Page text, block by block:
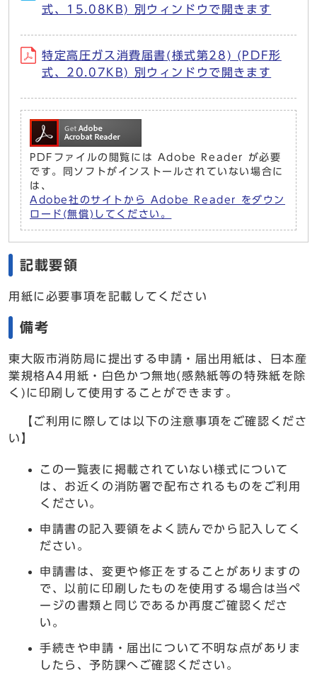
式、15.08KB) 別ウィンドウで開きます
特定高圧ガス消費届書(様式第28) (PDF形
式、20.07KB) 別ウィンドウで開きます
PDFファイルの閲覧には Adobe Reader が必要
です。同ソフトがインストールされていない場合に
は、
Adobe社のサイトから Adobe Reader をダウン
ロード(無償)してください。
記載要領
用紙に必要事項を記載してください
備考
東大阪市消防局に提出する申請・届出用紙は、日本産
業規格A4用紙・白色かつ無地(感熱紙等の特殊紙を除
く)に印刷して使用することができます。
【ご利用に際しては以下の注意事項をご確認くださ
い】
この一覧表に掲載されていない様式について
は、お近くの消防署で配布されるものをご利用
ください。
申請書の記入要領をよく読んでから記入してく
ださい。
申請書は、変更や修正をすることがありますの
で、以前に印刷したものを使用する場合は当ペ
ージの書類と同じであるか再度ご確認くださ
い。
手続きや申請・届出について不明な点がありま
したら、予防課へご確認ください。